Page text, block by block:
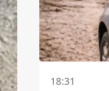
18:31